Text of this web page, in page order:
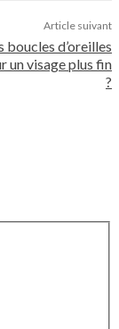
Article suivant
boucles d’oreilles
un visage plus fin
?